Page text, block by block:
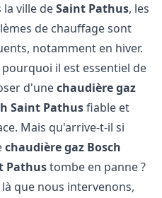
la ville deSaint Pathus, les
de chauffage sont
notamment en hiver.
pourquoi il est essentiel de
d'unechaudière gaz
Saint Pathusfiable et
Mais qu'arrive-t-il si
chaudière gaz Bosch
Pathustombe en panne ?
là que nous intervenons,